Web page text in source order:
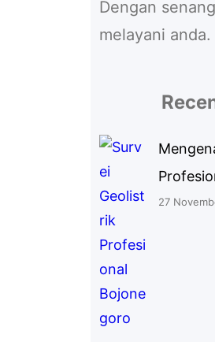
Dengan
melayani anda.
27